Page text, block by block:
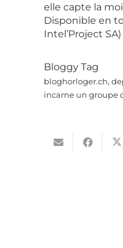
elle capte la
Disponible en
Intel’Project
Bloggy Tag
bloghorloger.ch,
incarne un groupe